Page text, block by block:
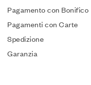
Pagamento con Bonifico
Pagamenti con Carte
Spedizione
Garanzia